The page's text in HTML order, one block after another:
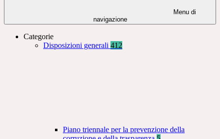
Menu di
navigazione
Categorie
Disposizioni generali 412
Piano triennale per la prevenzione della